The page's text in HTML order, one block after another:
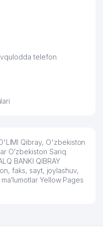
telefon
Qibray, O'zbekiston
O’zbekiston Sariq
BANKI QIBRAY
faks, sayt, joylashuv,
Yellow Pages